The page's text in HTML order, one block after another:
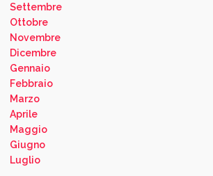
Settembre
Ottobre
Novembre
Dicembre
Gennaio
Febbraio
Marzo
Aprile
Maggio
Giugno
Luglio